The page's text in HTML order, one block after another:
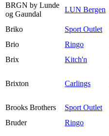
BRGN by Lunde
og Gaundal
LUN Bergen
Briko
Sport Outlet
Brio
Ringo
Brix
Kitch'n
Brixton Carlings
Brooks Brothers
Sport Outlet
Bruder
Ringo